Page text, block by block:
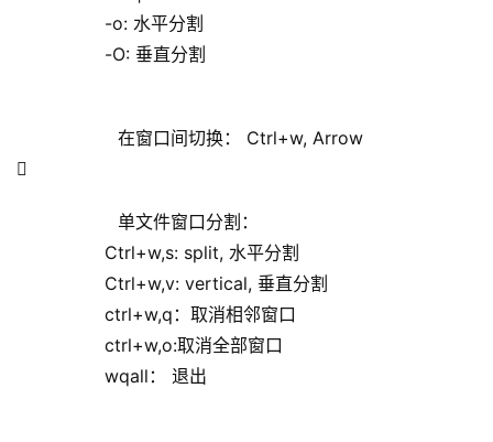
-o: 水平分割
-O: 垂直分割
在窗口间切换： Ctrl+w, Arrow

单文件窗口分割：
Ctrl+w,s: split, 水平分割
Ctrl+w,v: vertical, 垂直分割
ctrl+w,q：取消相邻窗口
ctrl+w,o:取消全部窗口
wqall： 退出